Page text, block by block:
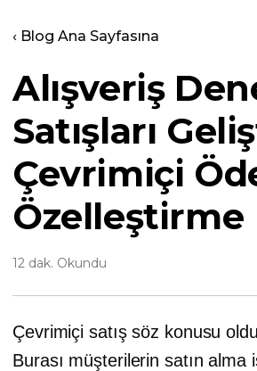
‹ Blog Ana Sayfasına
Alışveriş
Satışları
Çevrimiçi
Özelleştirme
12 dak. Okundu
Çevrimiçi satış söz konusu
Burası müşterilerin satın alma